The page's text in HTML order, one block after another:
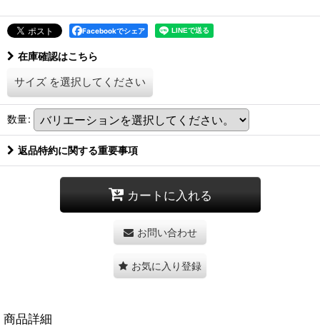
Facebookでシェア
在庫確認はこちら
サイズ を選択してください
数量:
返品特約に関する重要事項
カートに入れる
お問い合わせ
お気に入り登録
商品詳細